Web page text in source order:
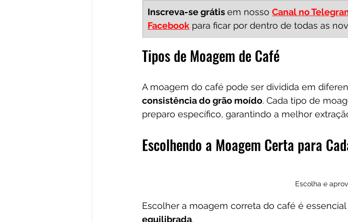
Inscreva-se grátis em nosso Canal no
Facebook para ficar por dentro de todas as
Tipos de Moagem de Café
A moagem do café pode ser dividida em
consistência do grão moído. Cada tipo de
preparo específico, garantindo a melhor
Escolhendo a Moagem Certa para
Escolha e
Escolher a moagem correta do café é
equilibrada.